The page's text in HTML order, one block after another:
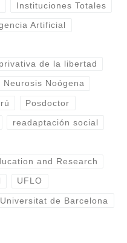
Instituciones Totales
Artificial
de la libertad
Neurosis Noógena
Posdoctor
readaptación social
and Research
UFLO
Universitat de Barcelona